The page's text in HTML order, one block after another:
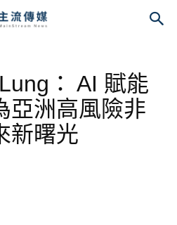
： AI 賦能
亞洲高風險非
新曙光